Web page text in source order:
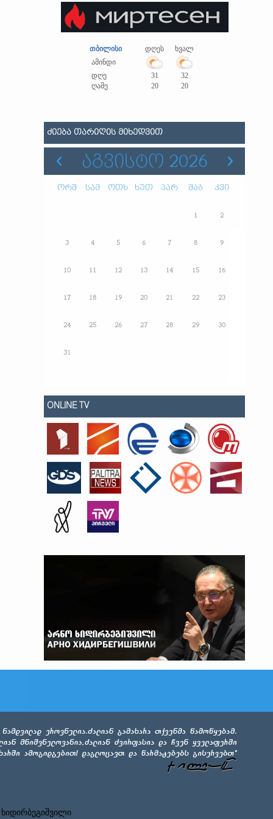
თბილისი დღეს
ხვალ
ამინდი
დღე
31
32
ღამე
20 20
ᲫᲘᲔᲑᲐ ᲗᲐᲠᲘᲦᲘᲡ ᲛᲘᲮᲔᲓᲕᲘᲗ
ᲐᲒᲕᲘᲡᲢᲝ 2026
ორშ სამ ოთხ ხუთ პარ შაბ კვი
1 2
3 4 5 6 7 8 9
10 11 12 13 14 15 16
17 18 19 20 21 22 23
24 25 26 27 28 29 30
31
ONLINE TV